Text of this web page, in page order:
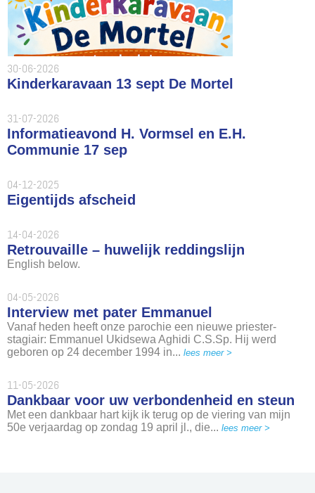
30-06-2026
Kinderkaravaan 13 sept De Mortel
31-07-2026
Informatieavond H. Vormsel en E.H.
Communie 17 sep
04-12-2025
Eigentijds afscheid
14-04-2026
Retrouvaille – huwelijk reddingslijn
English below.
04-05-2026
Interview met pater Emmanuel
Vanaf heden heeft onze parochie een nieuwe priester-
stagiair: Emmanuel Ukidsewa Aghidi C.S.Sp. Hij werd
geboren op 24 december 1994 in... lees meer >
11-05-2026
Dankbaar voor uw verbondenheid en steun
Met een dankbaar hart kijk ik terug op de viering van mijn
50e verjaardag op zondag 19 april jl., die... lees meer >